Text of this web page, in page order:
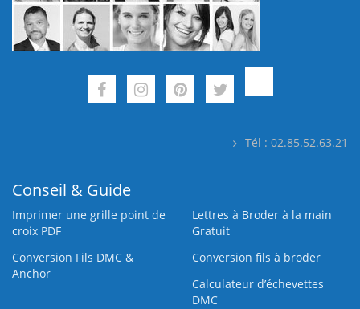
Tél : 02.85.52.63.21
Conseil & Guide
Imprimer une grille point de
croix PDF
Lettres à Broder à la main
Gratuit
Conversion Fils DMC &
Anchor
Conversion fils à broder
Calculateur d’échevettes
DMC